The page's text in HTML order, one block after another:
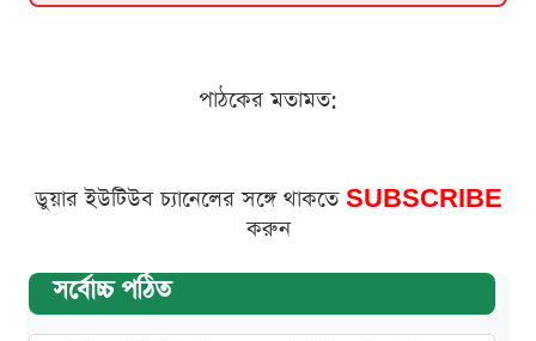
পাঠকের মতামত:
ডুয়ার ইউটিউব চ্যানেলের সঙ্গে থাকতে SUBSCRIBE
করুন
সর্বোচ্চ পঠিত